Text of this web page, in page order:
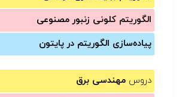
الگوریتم کلونی زنبور مصنوعی
پیاده‌سازی الگوریتم در پایتون
دروس مهندسی برق